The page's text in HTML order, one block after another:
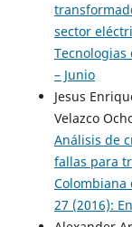
sector
Tecnologias
– Junio
Jesus
Velazco
Análisis de
fallas para
Colombiana
27 (2016):